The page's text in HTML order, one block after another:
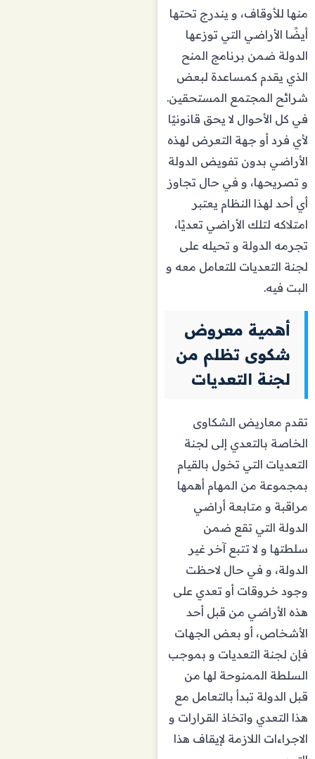
منها للأوقاف، و يندرج تحتها
أيضًا الأراضي التي توزعها
الدولة ضمن برنامج المنح
الذي يقدم كمساعدة لبعض
شرائح المجتمع المستحقين.
في كل الأحوال لا يحق قانونيًا
لأي فرد أو جهة التعرض لهذه
الأراضي بدون تفويض الدولة
و تصريحها، و في حال تجاوز
أي أحد لهذا النظام يعتبر
امتلاكه لتلك الأراضي تعديًا،
تجرمه الدولة و تحيله على
لجنة التعديات للتعامل معه و
البت فيه.
أهمية معروض
شكوى تظلم من
لجنة التعديات
تقدم معاريض الشكاوى
الخاصة بالتعدي إلى لجنة
التعديات التي تخول بالقيام
بمجموعة من المهام أهمها
مراقبة و متابعة أراضي
الدولة التي تقع ضمن
سلطتها و لا تتبع آخر غير
الدولة، و في حال لاحظت
وجود خروقات أو تعدي على
هذه الأراضي من قبل أحد
الأشخاص، أو بعض الجهات
فإن لجنة التعديات و بموجب
السلطة الممنوحة لها من
قبل الدولة تبدأ بالتعامل مع
هذا التعدي واتخاذ القرارات و
الاجراءات اللازمة لإيقاف هذا